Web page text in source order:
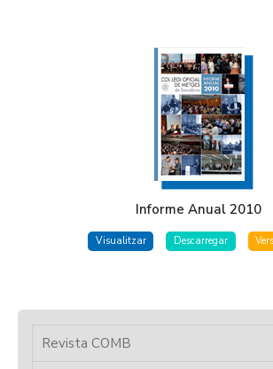
Informe Anual 2010
Visualitzar Descarregar
Revista COMB